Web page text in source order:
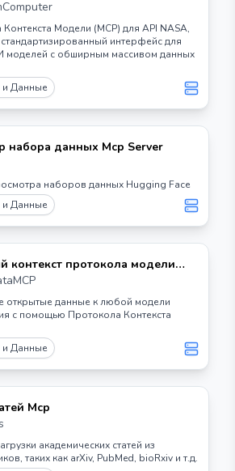
Модели (MCP) для API NASA,
интерфейс для
моделей с обширным массивом данных
и Данные
набора данных Mcp Server
наборов данных Hugging Face
и Данные
контекст протокола модели
открытые данные к любой модели
с помощью Протокола Контекста
и Данные
Mcp
академических статей из
таких как arXiv, PubMed, bioRxiv и т.д.